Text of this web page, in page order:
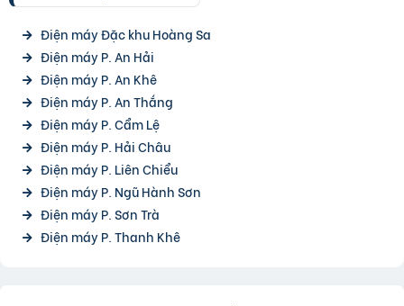
Điện máy Đặc khu Hoàng Sa
Điện máy P. An Hải
Điện máy P. An Khê
Điện máy P. An Thắng
Điện máy P. Cẩm Lệ
Điện máy P. Hải Châu
Điện máy P. Liên Chiểu
Điện máy P. Ngũ Hành Sơn
Điện máy P. Sơn Trà
Điện máy P. Thanh Khê